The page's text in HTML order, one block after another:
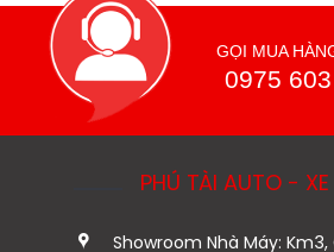
GỌI MUA
0975
PHÚ TÀI AUTO -
Showroom Nhà Máy: Km3,